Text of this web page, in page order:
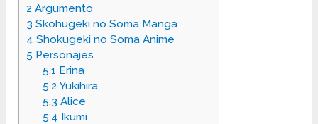
2 Argumento
3 Skohugeki no Soma Manga
4 Shokugeki no Soma Anime
5 Personajes
5.1 Erina
5.2 Yukihira
5.3 Alice
5.4 Ikumi